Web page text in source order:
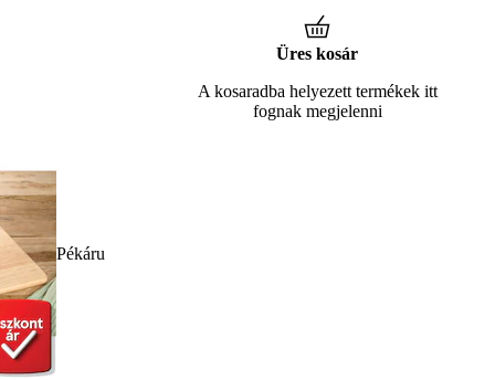
Pékáru
Üres kosár
A kosaradba helyezett termékek itt
fognak megjelenni